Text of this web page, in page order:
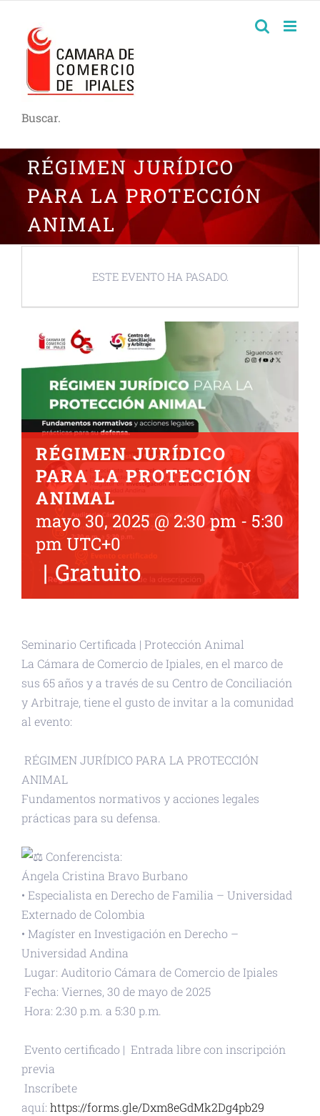
Buscar.
RÉGIMEN JURÍDICO
PARA LA PROTECCIÓN
ANIMAL
ESTE EVENTO HA PASADO.
RÉGIMEN JURÍDICO
PARA LA PROTECCIÓN
ANIMAL
mayo 30, 2025 @ 2:30 pm - 5:30
pmUTC+0
| Gratuito
Seminario Certificada | Protección Animal
La Cámara de Comercio de Ipiales, en el marco de
sus 65 años y a través de su Centro de Conciliación
y Arbitraje, tiene el gusto de invitar a la comunidad
al evento:
RÉGIMEN JURÍDICO PARA LA PROTECCIÓN
ANIMAL
Fundamentos normativos y acciones legales
prácticas para su defensa.
Conferencista:
Ángela Cristina Bravo Burbano
• Especialista en Derecho de Familia – Universidad
Externado de Colombia
• Magíster en Investigación en Derecho –
Universidad Andina
Lugar: Auditorio Cámara de Comercio de Ipiales
Fecha: Viernes, 30 de mayo de 2025
Hora: 2:30 p.m. a 5:30 p.m.
Evento certificado | Entrada libre con inscripción
previa
Inscríbete
aquí: https://forms.gle/Dxm8eGdMk2Dg4pb29